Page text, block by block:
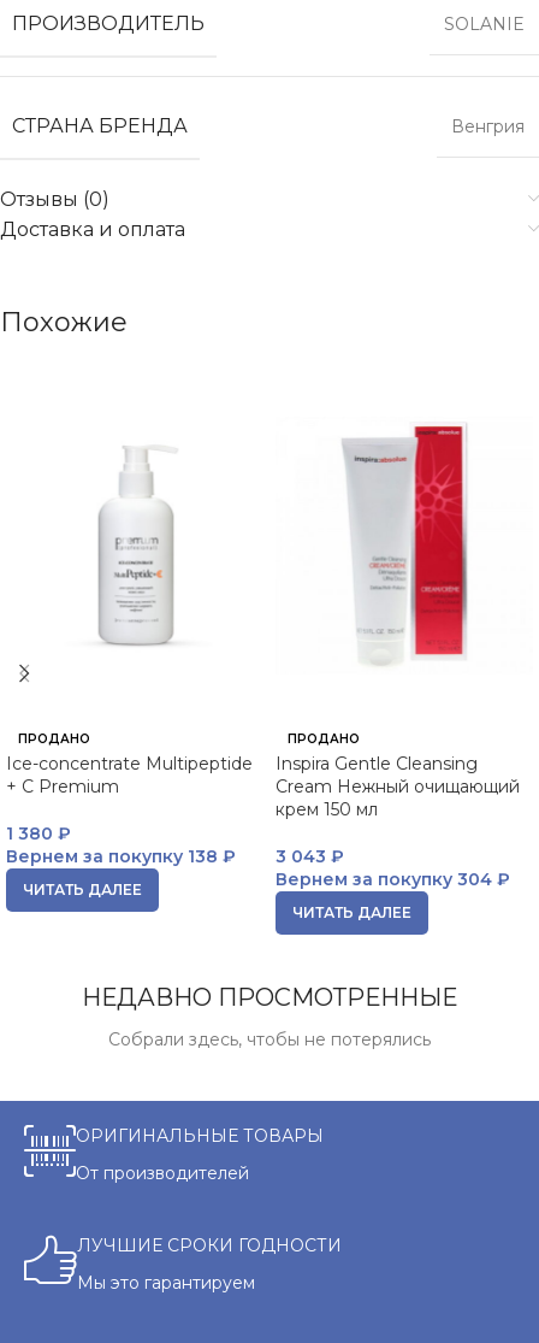
ПРОИЗВОДИТЕЛЬ
SOLANIE
СТРАНА БРЕНДА Венгрия
Отзывы (0)
Доставка и оплата
Похожие
ПРОДАНО
Ice-concentrate Multipeptide
+ C Premium
1 380 ₽
Вернем за покупку 138 ₽
ЧИТАТЬ ДАЛЕЕ
ПРОДАНО
Inspira Gentle Cleansing
Cream Нежный очищающий
крем 150 мл
3 043 ₽
Вернем за покупку 304 ₽
ЧИТАТЬ ДАЛЕЕ
НЕДАВНО ПРОСМОТРЕННЫЕ
Собрали здесь, чтобы не потерялись
ОРИГИНАЛЬНЫЕ ТОВАРЫ
От производителей
ЛУЧШИЕ СРОКИ ГОДНОСТИ
Мы это гарантируем